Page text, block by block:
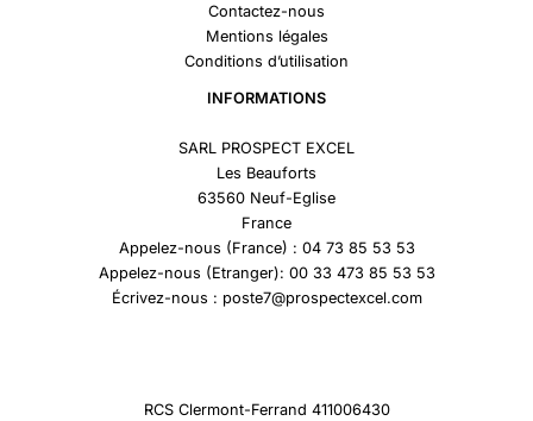
Contactez-nous
Mentions légales
Conditions d’utilisation
INFORMATIONS
SARL PROSPECT EXCEL
Les Beauforts
63560 Neuf-Eglise
France
Appelez-nous (France) : 04 73 85 53 53
Appelez-nous (Etranger): 00 33 473 85 53 53
Écrivez-nous : poste7@prospectexcel.com
RCS Clermont-Ferrand 411006430